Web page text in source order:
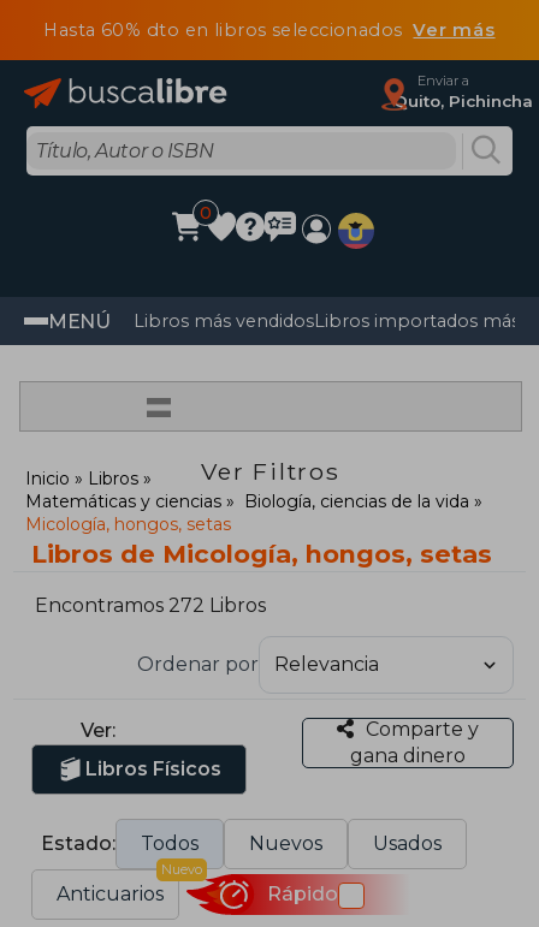
Hasta 60% dto en libros seleccionadosVer más
Enviar a
Quito, Pichincha
0
MENÚ Libros más vendidosLibros importados más
=
Ver Filtros
Inicio
Libros
Matemáticas y ciencias
Biología, ciencias de la vida
Micología, hongos, setas
Libros de Micología, hongos, setas
Encontramos 272 Libros
Ordenar por
Ver:
Libros Físicos
Comparte y
gana dinero
Estado: Todos Nuevos Usados
Anticuarios
Nuevo
Rápido